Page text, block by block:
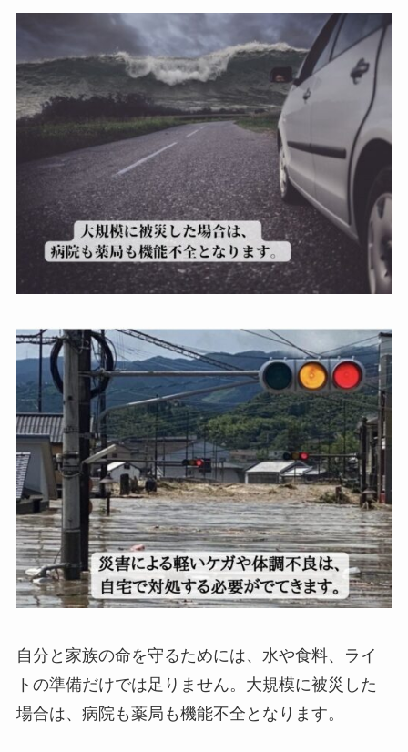
自分と家族の命を守るためには、水や食料、ライ
トの準備だけでは足りません。大規模に被災した
場合は、病院も薬局も機能不全となります。